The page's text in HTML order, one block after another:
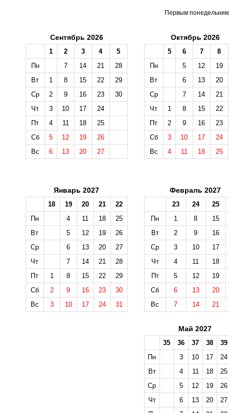
Первым
Сентябрь 2026
1 2 3 4
5
Пн
7 14 21
28
Вт
1 8 15 22
29
Ср
2 9 16 23
30
Чт
3 10 17
24
Пт
4 11 18
25
Сб
5 12 19
26
Вс
6 13 20 27
Октябрь 2026
5 6 7
8
Пн
5 12
19
Вт
6 13
20
Ср
7 14
21
Чт
1 8 15
22
Пт
2 9 16
23
Сб
3 10 17
24
Вс
4 11 18 25
Январь 2027
18 19 20 21
22
Пн
4 11 18
25
Вт
5 12 19
26
Ср
6 13 20
27
Чт
7 14 21
28
Пт
1 8 15 22
29
Сб
2 9 16 23
30
Вс
3 10 17 24 31
Февраль 2027
23 24
25
Пн
1 8
15
Вт
2 9
16
Ср
3 10
17
Чт
4 11
18
Пт
5 12
19
Сб
6 13
20
Вс
7 14 21
Май 2027
35 36 37 38
39
Пн
3 10 17
24
Вт
4 11 18
25
Ср
5 12 19
26
Чт
6 13 20
27